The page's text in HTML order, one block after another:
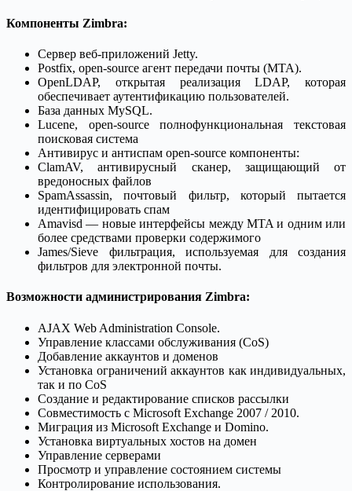
Компоненты Zimbra:
Сервер веб-приложений Jetty.
Postfix, open-source агент передачи почты (MTA).
OpenLDAP, открытая реализация LDAP, которая
обеспечивает аутентификацию пользователей.
База данных MySQL.
Lucene, open-source полнофункциональная текстовая
поисковая система
Антивирус и антиспам open-source компоненты:
ClamAV, антивирусный сканер, защищающий от
вредоносных файлов
SpamAssassin, почтовый фильтр, который пытается
идентифицировать спам
Amavisd — новые интерфейсы между MTA и одним или
более средствами проверки содержимого
James/Sieve фильтрация, используемая для создания
фильтров для электронной почты.
Возможности администрирования Zimbra:
AJAX Web Administration Console.
Управление классами обслуживания (CoS)
Добавление аккаунтов и доменов
Установка ограничений аккаунтов как индивидуальных,
так и по CoS
Создание и редактирование списков рассылки
Совместимость с Microsoft Exchange 2007 / 2010.
Миграция из Microsoft Exchange и Domino.
Установка виртуальных хостов на домен
Управление серверами
Просмотр и управление состоянием системы
Контролирование использования.